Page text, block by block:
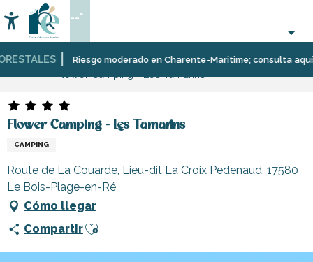
au
contenu
principal
Riesgo moderado en Charente-Maritime; consulta aquí
Accessibilité
Buscar
--°
Página Web EstanciaAlojamiento
Campings
Flower Camping - Les Tamarins
CAMPING
Route de La Couarde, Lieu-dit La Croix Pedenaud, 17580
Le Bois-Plage-en-Ré
Cómo llegar
CompartirAjouter aux favoris